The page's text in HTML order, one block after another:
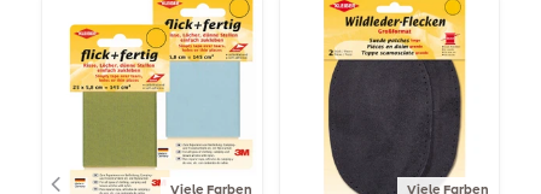
Viele Farben Viele Farben